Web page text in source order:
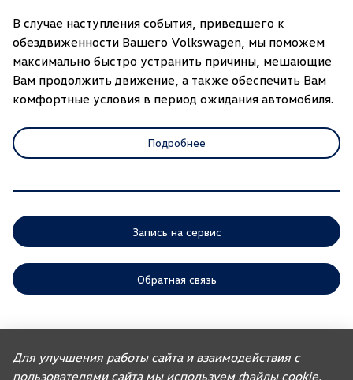
В случае наступления события, приведшего к
обездвиженности Вашего Volkswagen, мы поможем
максимально быстро устранить причины, мешающие
Вам продолжить движение, а также обеспечить Вам
комфортные условия в период ожидания автомобиля.
Подробнее
Запись на сервис
Обратная связь
предусмотренных законодательством РФ, по удовлетворению
требований покупателей автомобилей, ранее изготовленных или
импортированных ООО «ФОЛЬКСВАГЕН Груп Рус». Учитывая это, ООО
Для улучшения работы сайта и взаимодействия с
пользователями сайта мы используем файлы cookie.